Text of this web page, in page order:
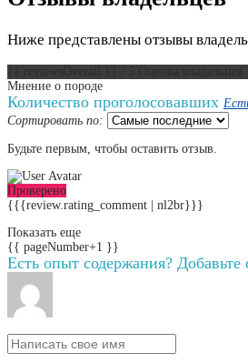
Ниже представлены отзывы
Мнение о породе
Количество проголосовавших
Сортировать по:
Будьте первым, чтобы оставить отзыв.
Проверено
{{{review.rating_comment | nl2br}}}
Показать еще
{{ pageNumber+1 }}
Есть опыт содержания? Добавьте